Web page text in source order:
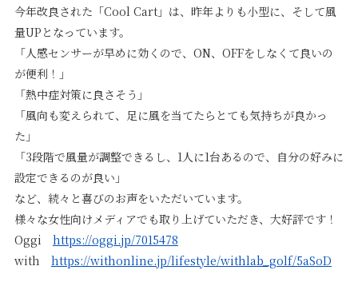
今年改良された「Cool Cart」は、昨年よりも小型に、そして風
量UPとなっています。
「人感センサーが早めに効くので、ON、OFFをしなくて良いの
が便利！」
「熱中症対策に良さそう」
「風向も変えられて、足に風を当てたらとても気持ちが良かっ
た」
「3段階で風量が調整できるし、1人に1台あるので、自分の好みに
設定できるのが良い」
など、続々と喜びのお声をいただいています。
様々な女性向けメディアでも取り上げていただき、大好評です！
Oggi https://oggi.jp/7015478
with https://withonline.jp/lifestyle/withlab_golf/5aSoD